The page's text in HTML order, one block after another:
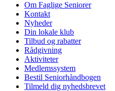
Om Faglige Seniorer
Kontakt
Nyheder
Din lokale klub
Tilbud og rabatter
Rådgivning
Aktiviteter
Medlemssystem
Bestil Seniorhåndbogen
Tilmeld dig nyhedsbrevet